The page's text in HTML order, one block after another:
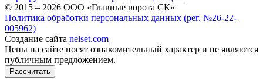
© 2015 – 2026 ООО «Главные ворота СК»
Политика обработки персональных данных (рег. №26-22-
005962)
Создание сайта nelset.com
Цены на сайте носят ознакомительный характер и не являются
публичным предложением.
Рассчитать